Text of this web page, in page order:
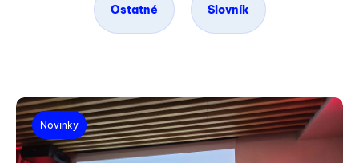
Ostatné Slovník
Novinky